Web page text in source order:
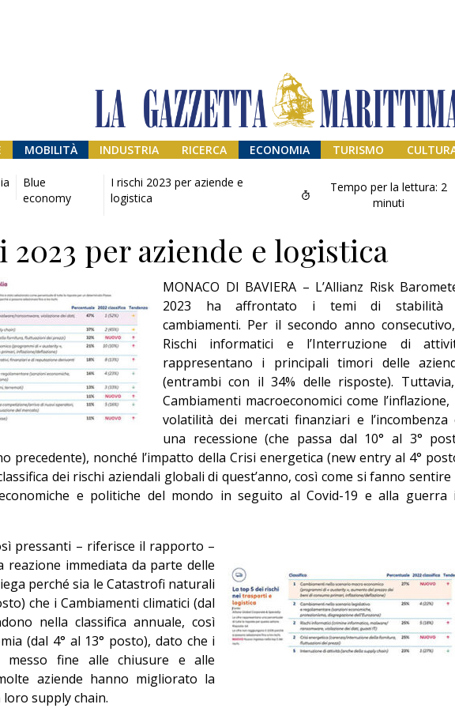
MOBILITÀ INDUSTRIA RICERCA ECONOMIA TURISMO
Blue
economy
I rischi 2023 per aziende e
logistica
Tempo per la lettura: 2
minuti
2023 per aziende e logistica
MONACO DI BAVIERA – L’Allianz Risk
2023 ha affrontato i temi di stabilità
cambiamenti. Per il secondo anno
Rischi informatici e l’Interruzione di
rappresentano i principali timori delle
(entrambi con il 34% delle risposte).
Cambiamenti macroeconomici come l’inflazione,
volatilità dei mercati finanziari e l’incombenza
una recessione (che passa dal 10° al 3°
precedente), nonché l’impatto della Crisi energetica (new entry al 4°
dei rischi aziendali globali di quest’anno, così come si fanno sentire
e politiche del mondo in seguito al Covid-19 e alla guerra
pressanti – riferisce il rapporto –
reazione immediata da parte delle
perché sia le Catastrofi naturali
che i Cambiamenti climatici (dal
nella classifica annuale, così
(dal 4° al 13° posto), dato che i
messo fine alle chiusure e alle
aziende hanno migliorato la
supply chain.
Il provvisorio
permanente
Editoriale